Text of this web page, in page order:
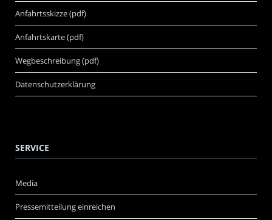
Anfahrtsskizze (pdf)
Anfahrtskarte (pdf)
Wegbeschreibung (pdf)
Datenschutzerklärung
SERVICE
Media
Pressemitteilung einreichen